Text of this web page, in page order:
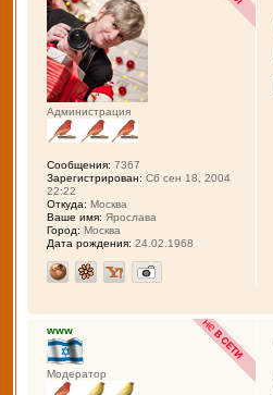
Администрация
Сообщения: 7367
Зарегистрирован: Сб сен 18, 2004
22:22
Откуда: Москва
Ваше имя: Ярослава
Город: Москва
Дата рождения: 24.02.1968
www
Модератор